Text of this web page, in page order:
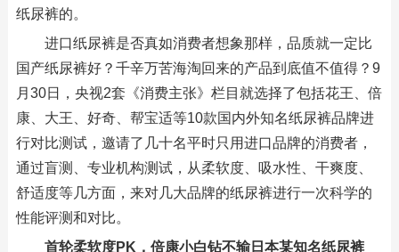
纸尿裤的。
进口纸尿裤是否真如消费者想象那样，品质就一定比
国产纸尿裤好？千辛万苦海淘回来的产品到底值不值得？9
月30日，央视2套《消费主张》栏目就选择了包括花王、倍
康、大王、好奇、帮宝适等10款国内外知名纸尿裤品牌进
行对比测试，邀请了几十名平时只用进口品牌的消费者，
通过盲测、专业机构测试，从柔软度、吸水性、干爽度、
舒适度等几方面，来对几大品牌的纸尿裤进行一次科学的
性能评测和对比。
首轮柔软度PK，倍康小白钻不输日本某知名纸尿裤